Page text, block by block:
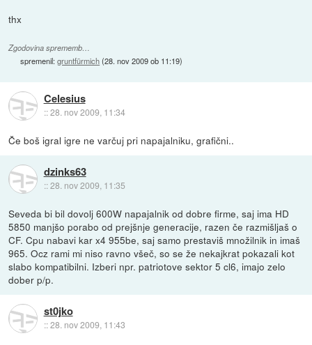
thx
Zgodovina sprememb…
spremenil:gruntfürmich(28. nov 2009 ob 11:19)
Celesius
::28. nov 2009, 11:34
Če boš igral igre ne varčuj pri napajalniku, grafični..
dzinks63
::28. nov 2009, 11:35
Seveda bi bil dovolj 600W napajalnik od dobre firme, saj ima HD
5850 manjšo porabo od prejšnje generacije, razen če razmišljaš o
CF. Cpu nabavi kar x4 955be, saj samo prestaviš množilnik in imaš
965. Ocz rami mi niso ravno všeč, so se že nekajkrat pokazali kot
slabo kompatibilni. Izberi npr. patriotove sektor 5 cl6, imajo zelo
dober p/p.
st0jko
::28. nov 2009, 11:43